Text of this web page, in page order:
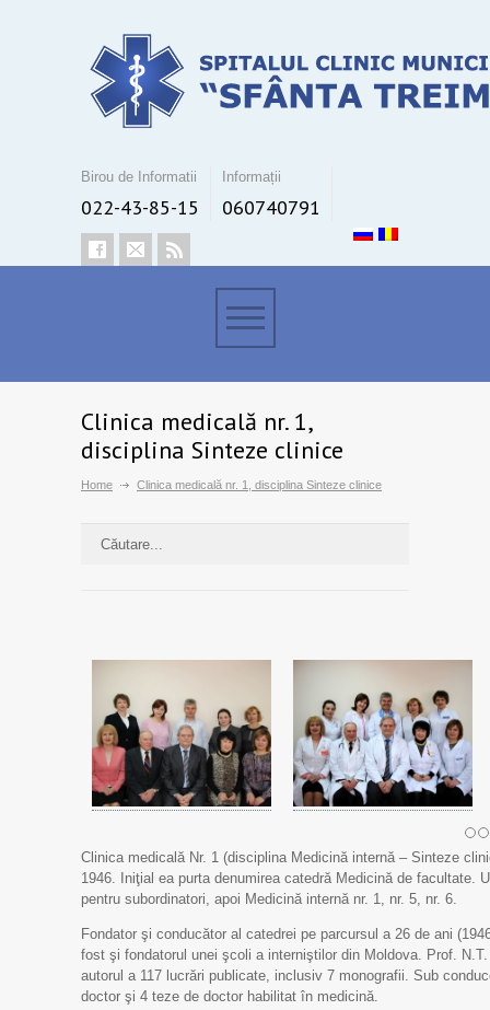
Birou de Informatii
022-43-85-15
Informații
060740791
Clinica medicală nr. 1,
disciplina Sinteze clinice
Home Clinica medicală nr. 1, disciplina Sinteze clinice
Clinica medicală Nr. 1 (disciplina Medicină internă – Sinteze
1946. Iniţial ea purta denumirea catedră Medicină de facultate.
pentru subordinatori, apoi Medicină internă nr. 1, nr. 5, nr. 6.
Fondator şi conducător al catedrei pe parcursul a 26 de ani
fost şi fondatorul unei şcoli a interniştilor din Moldova. Prof.
autorul a 117 lucrări publicate, inclusiv 7 monografii. Sub
doctor şi 4 teze de doctor habilitat în medicină.